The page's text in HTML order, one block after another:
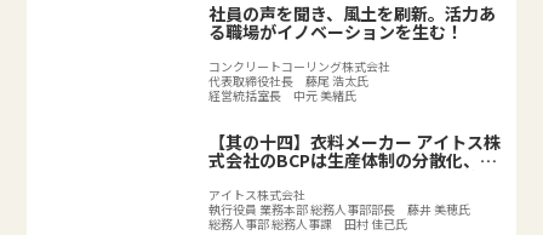
社員の声を聞き、風土を刷新。活力あ
る職場がイノベーションを生む！
コンクリートコーリング株式会社
代表取締役社長 藤尾 浩太氏
経営統括室長 中元 美緒氏
【其の十四】衣料メーカー アイトス株
式会社のBCPは生産体制の分散化、
強化
アイトス株式会社
執行役員 業務本部 総務人事部部長 藤井 美穂氏
総務人事部 総務人事課 田村 佳己氏